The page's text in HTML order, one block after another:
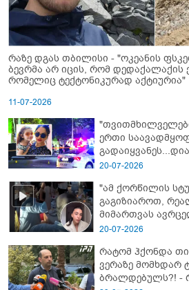
რაზე დგას თბილისი - "ოკეანის
ბევრმა არ იცის, რომ დედაქალაქის
რომელიც ტექტონიკურად აქტიურია"
11-07-2026
ერთი
- გორში
20-07-2026
"ამ ქორწილის
გაგიზიაროთ,
მიმართვას
20-07-2026
რატომ ჰქონდა
ვერაზე მომხდარ
ბრალდებულს?! -